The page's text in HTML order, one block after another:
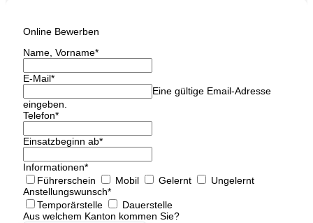
Online Bewerben
Name, Vorname*
E-Mail*
Eine gültige Email-Adresse
eingeben.
Telefon*
Einsatzbeginn ab*
Informationen*
Führerschein
Mobil Gelernt
Ungelernt
Anstellungswunsch*
Temporärstelle
Dauerstelle
Aus welchem Kanton kommen Sie?